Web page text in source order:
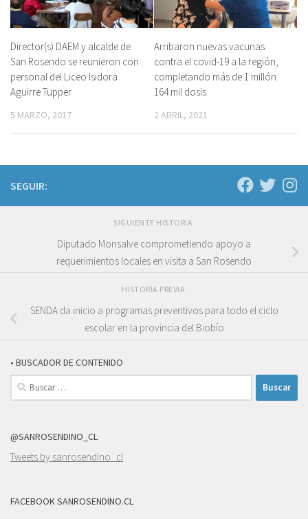
Director(s) DAEM y alcalde de
San Rosendo se reunieron con
personal del Liceo Isidora
Aguirre Tupper
5 MARZO, 2017
Arribaron nuevas vacunas
contra el covid-19 a la región,
completando más de 1 millón
164 mil dosis
2 ABRIL, 2021
SEGUIR:
SIGUIENTE HISTORIA
Diputado Monsalve comprometiendo apoyo a
requerimientos locales en visita a San Rosendo
HISTORIA PREVIA
SENDA da inicio a programas preventivos para todo el ciclo
escolar en la provincia del Biobío
• BUSCADOR DE CONTENIDO
Buscar:
@SANROSENDINO_CL
Tweets by sanrosendino_cl
FACEBOOK SANROSENDINO.CL